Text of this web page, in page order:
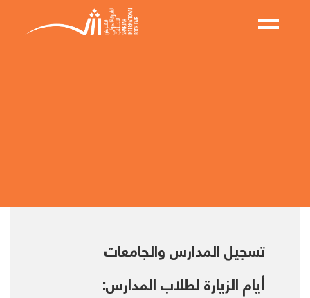
تسجيل المدارس والجامعات
أيام الزيارة لطلاب المدارس: